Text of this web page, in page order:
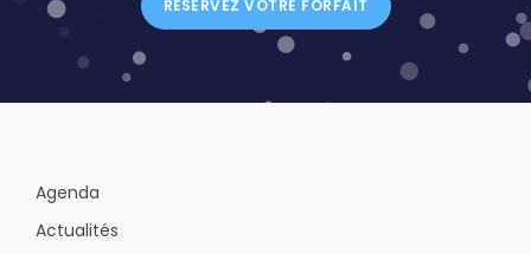
RÉSERVEZ VOTRE FORFAIT
Agenda
Actualités